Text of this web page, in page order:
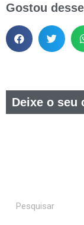
Gostou
Deixe o seu